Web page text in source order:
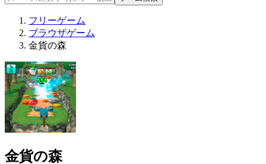
フリーゲーム
ブラウザゲーム
金貨の森
金貨の森